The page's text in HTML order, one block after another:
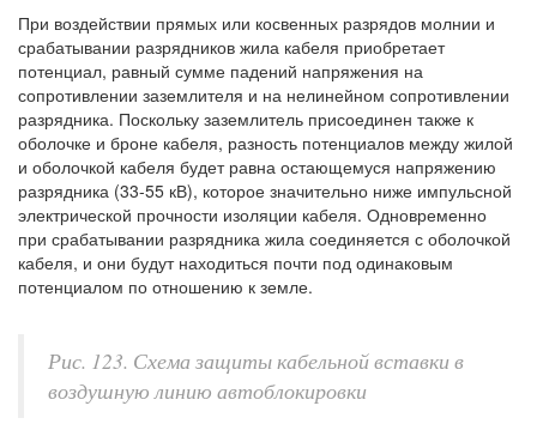
При воздействии прямых или косвенных разрядов молнии и
срабатывании разрядников жила кабеля приобретает
потенциал, равный сумме падений напряжения на
сопротивлении заземлителя и на нелинейном сопротивлении
разрядника. Поскольку заземлитель присоединен также к
оболочке и броне кабеля, разность потенциалов между жилой
и оболочкой кабеля будет равна остающемуся напряжению
разрядника (33-55 кВ), которое значительно ниже импульсной
электрической прочности изоляции кабеля. Одновременно
при срабатывании разрядника жила соединяется с оболочкой
кабеля, и они будут находиться почти под одинаковым
потенциалом по отношению к земле.
Рис. 123. Схема защиты кабельной вставки в
воздушную линию автоблокировки